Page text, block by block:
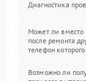
Диагностика
Может ли вместо
после ремонта
телефон
Возможно ли